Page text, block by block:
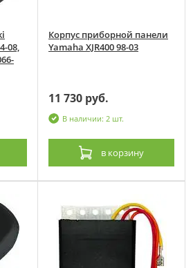
08,
Корпус приборной панели
Yamaha XJR400 98-03
11 730 руб.
В наличии: 2 шт.
в корзину